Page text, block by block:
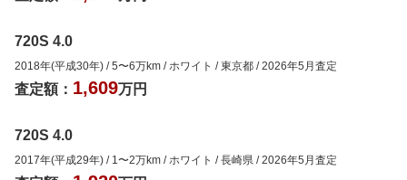
720S 4.0
2018年(平成30年) /5〜6万km / ホワイト /東京都 /2026年5月査定
査定額： 1,609万円
720S 4.0
2017年(平成29年) / 1 〜2万km / ホワイト /長崎県 /2026年5月査定